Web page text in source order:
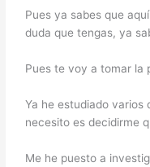
Pues ya sabes que
duda que tengas, ya
Pues te voy a tomar la
Ya he estudiado varios
necesito es decidirme
Me he puesto a